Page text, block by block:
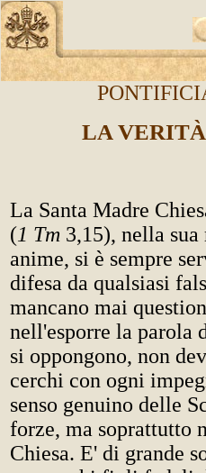
LA
La Santa Madre
(1 Tm 3,15), nella
anime, si è sempre
difesa da qualsiasi
mancano mai
nell'esporre la
si oppongono, non
cerchi con ogni
senso genuino delle
forze, ma soprattutto
Chiesa. E' di grande